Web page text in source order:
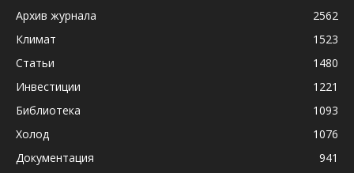
Архив журнала
2562
Климат
1523
Статьи
1480
Инвестиции
1221
Библиотека
1093
Холод
1076
Документация
941